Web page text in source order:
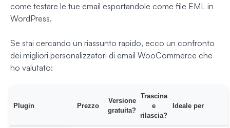
come testare le tue email esportandole come file EML in
WordPress.
Se stai cercando un riassunto rapido, ecco un confronto
dei migliori personalizzatori di email WooCommerce che
ho valutato:
Plugin Prezzo
Versione
gratuita?
Trascina
e
rilascia?
Ideale per